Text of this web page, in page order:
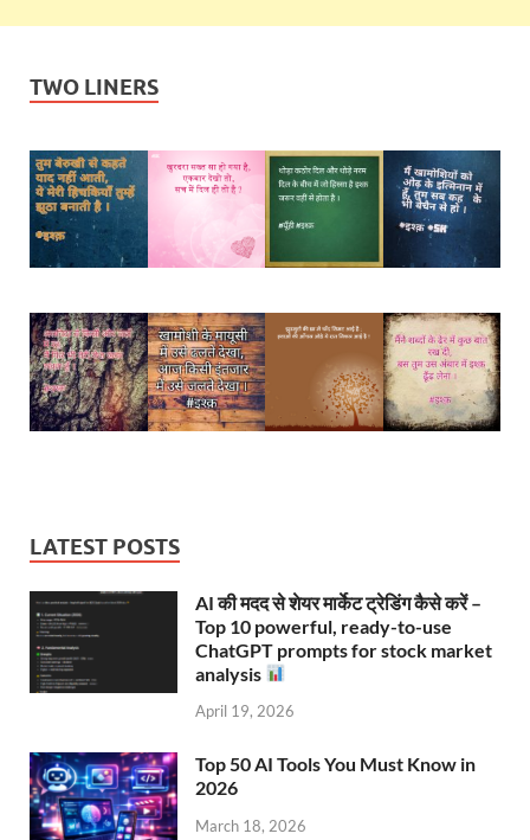
TWO LINERS
LATEST POSTS
AI की मदद से शेयर मार्केट ट्रेडिंग कैसे करें –
Top 10 powerful, ready-to-use
ChatGPT prompts for stock market
analysis
April 19, 2026
Top 50 AI Tools You Must Know in
2026
March 18, 2026